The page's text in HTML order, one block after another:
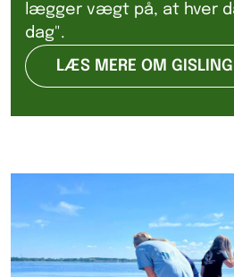
lægger vægt på, at hver
dag".
LÆS MERE OM